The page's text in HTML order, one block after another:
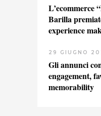
L’ecommerce
Barilla
experience
29 GIUGNO
Gli annunci
engagement,
memorability